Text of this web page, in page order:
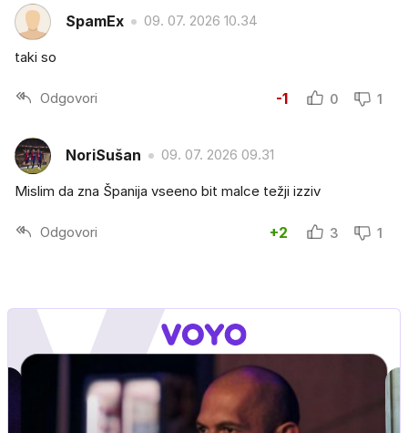
SpamEx 09. 07. 2026 10.34
taki so
Odgovori -1 0 1
NoriSušan 09. 07. 2026 09.31
Mislim da zna Španija vseeno bit malce težji izziv
Odgovori +2 3 1